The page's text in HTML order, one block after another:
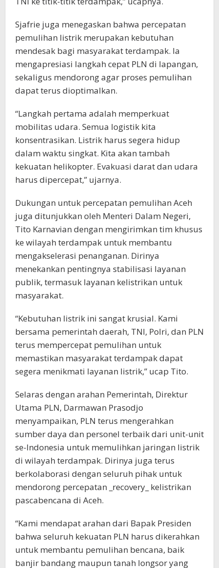
Sjafrie juga menegaskan bahwa percepatan
pemulihan listrik merupakan kebutuhan
mendesak bagi masyarakat terdampak. Ia
mengapresiasi langkah cepat PLN di lapangan,
sekaligus mendorong agar proses pemulihan
dapat terus dioptimalkan.
“Langkah pertama adalah memperkuat
mobilitas udara. Semua logistik kita
konsentrasikan. Listrik harus segera hidup
dalam waktu singkat. Kita akan tambah
kekuatan helikopter. Evakuasi darat dan udara
harus dipercepat,” ujarnya.
Dukungan untuk percepatan pemulihan Aceh
juga ditunjukkan oleh Menteri Dalam Negeri,
Tito Karnavian dengan mengirimkan tim khusus
ke wilayah terdampak untuk membantu
mengakselerasi penanganan. Dirinya
menekankan pentingnya stabilisasi layanan
publik, termasuk layanan kelistrikan untuk
masyarakat.
“Kebutuhan listrik ini sangat krusial. Kami
bersama pemerintah daerah, TNI, Polri, dan PLN
terus mempercepat pemulihan untuk
memastikan masyarakat terdampak dapat
segera menikmati layanan listrik,” ucap Tito.
Selaras dengan arahan Pemerintah, Direktur
Utama PLN, Darmawan Prasodjo
menyampaikan, PLN terus mengerahkan
sumber daya dan personel terbaik dari unit-unit
se-Indonesia untuk memulihkan jaringan listrik
di wilayah terdampak. Dirinya juga terus
berkolaborasi dengan seluruh pihak untuk
mendorong percepatan _recovery_ kelistrikan
pascabencana di Aceh.
“Kami mendapat arahan dari Bapak Presiden
bahwa seluruh kekuatan PLN harus dikerahkan
untuk membantu pemulihan bencana, baik
banjir bandang maupun tanah longsor yang